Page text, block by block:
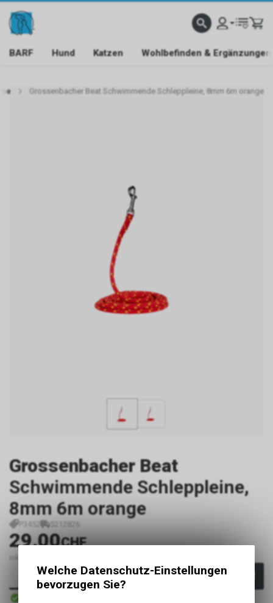
BARF Hund Katzen Wohlbefinden & Ergänzungen
Grossenbacher Beat Schwimmende Schleppleine, 8mm 6m orange
Grossenbacher Beat
Schwimmende Schleppleine,
8mm 6m orange
P3452 5212826
29.00CHF
inkl. MwSt., zzgl. Versandkosten
In den Warenkorb
Sofort verfügbar
Welche Datenschutz-Einstellungen
bevorzugen Sie?